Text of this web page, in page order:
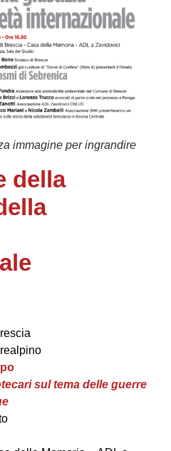
immagine per ingrandire
della
sul tema delle guerre